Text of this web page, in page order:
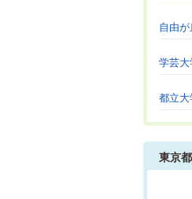
自由
学芸大
都立大
東京